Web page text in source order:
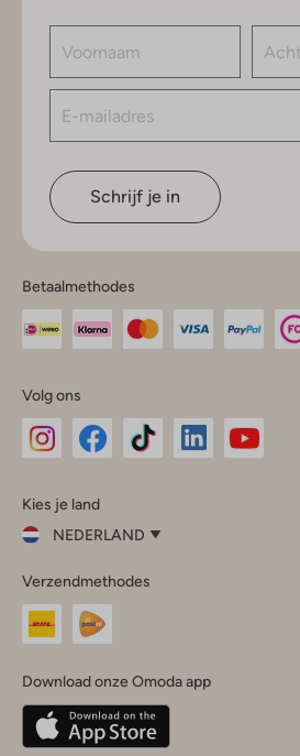
Schrijf je in
Betaalmethodes
Volg ons
InstagramFacebook
Kies je land
NEDERLAND
je
land
Nederland
Belgique(Français)
Deutschland
Verzendmethodes
Download onze Omoda app